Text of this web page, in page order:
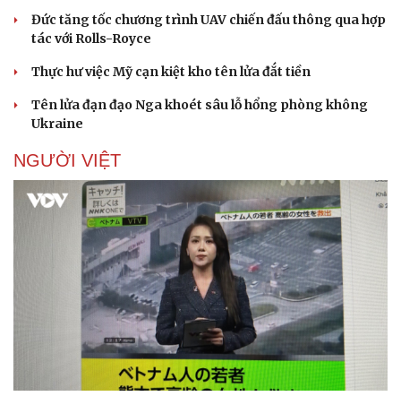
Thông tin doanh nghiệp
Doanh nghiệp 24h
Vì cộng đồng
Sành điệu
Đức tăng tốc chương trình UAV chiến đấu thông qua hợp
tác với Rolls-Royce
Thực hư việc Mỹ cạn kiệt kho tên lửa đắt tiền
Tên lửa đạn đạo Nga khoét sâu lỗ hổng phòng không
Ukraine
NGƯỜI VIỆT